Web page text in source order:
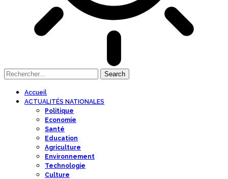
Accueil
ACTUALITÉS NATIONALES
Politique
Economie
Santé
Education
Agriculture
Environnement
Technologie
Culture